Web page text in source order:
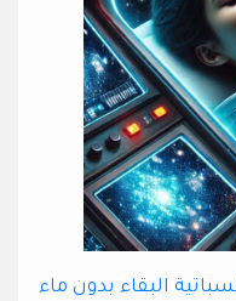
البقاء بدون ماء